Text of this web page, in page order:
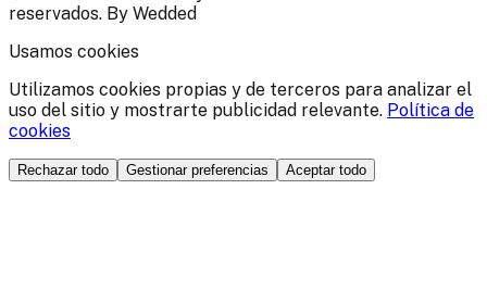
reservados. By Wedded
Usamos cookies
Utilizamos cookies propias y de terceros para analizar el
uso del sitio y mostrarte publicidad relevante. Política de
cookies
Rechazar todo Gestionar preferencias Aceptar todo